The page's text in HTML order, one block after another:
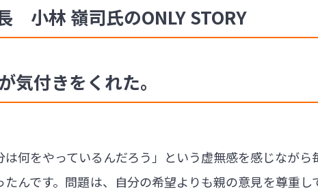
小林 嶺司氏のONLY STORY
気付きをくれた。
何をやっているんだろう」という虚無感を感じなが
んです。問題は、自分の希望よりも親の意見を尊重